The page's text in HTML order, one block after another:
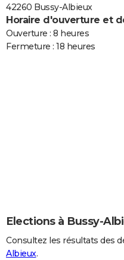
42260 Bussy-Albieux
Horaire d'ouverture et
Ouverture : 8 heures
Fermeture : 18 heures
Elections à Bussy-
Consultez les résultats des
Albieux.